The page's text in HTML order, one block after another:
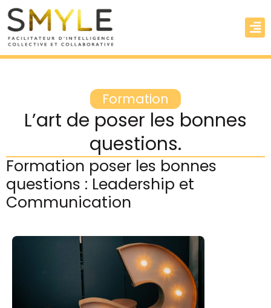
Formation
L’art de poser les bonnes
questions.
Formation poser les bonnes
questions : Leadership et
Communication